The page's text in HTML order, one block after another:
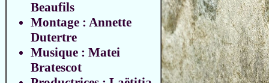
Beaufils
Montage : Annette
Dutertre
Musique : Matei
Bratescot